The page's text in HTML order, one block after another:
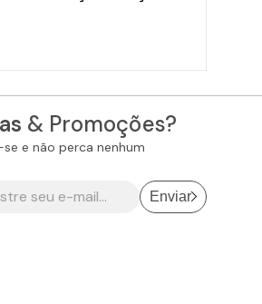
& Promoções?
e não perca nenhum
Enviar